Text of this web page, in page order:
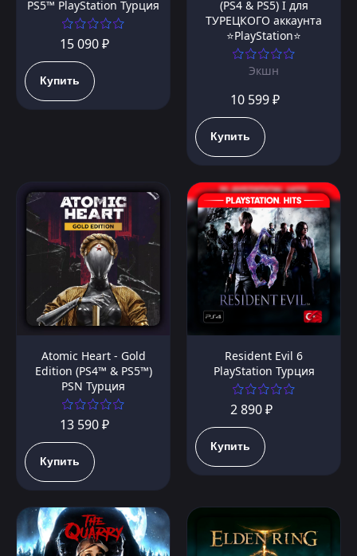
PS5™ PlayStation Турция
15 090 ₽
Купить
(PS4 & PS5) I для
ТУРЕЦКОГО аккаунта
⭐PlayStation⭐
Экшн
10 599 ₽
Купить
Atomic Heart - Gold
Edition (PS4™ & PS5™)
PSN Турция
13 590 ₽
Купить
Resident Evil 6
PlayStation Турция
2 890 ₽
Купить